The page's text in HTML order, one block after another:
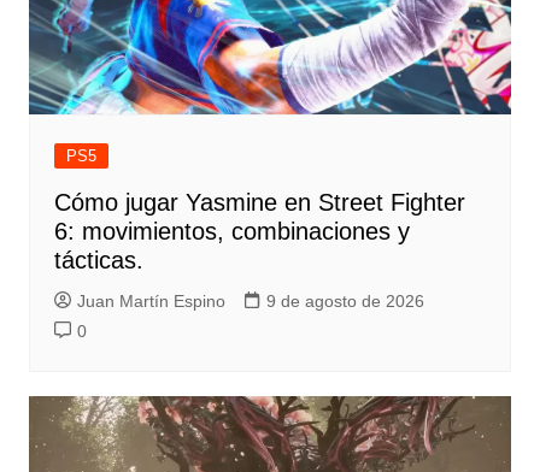
PS5
Cómo jugar Yasmine en Street Fighter
6: movimientos, combinaciones y
tácticas.
Juan Martín Espino
9 de agosto de 2026
0